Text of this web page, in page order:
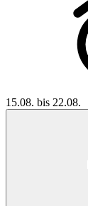
15.08. bis 22.08.